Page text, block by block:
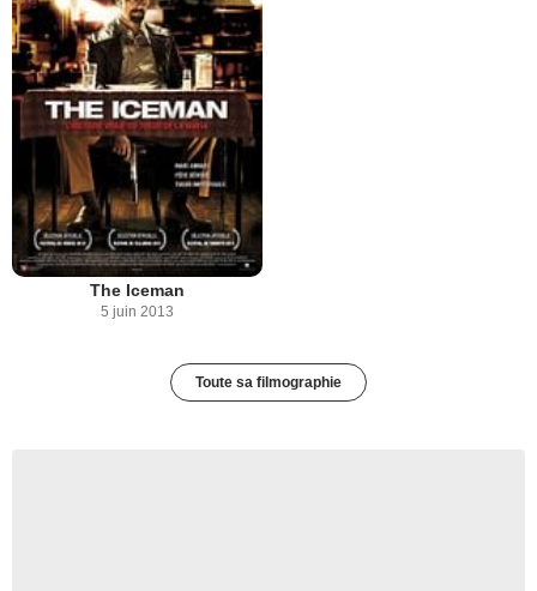
The Iceman
5 juin 2013
Toute sa filmographie